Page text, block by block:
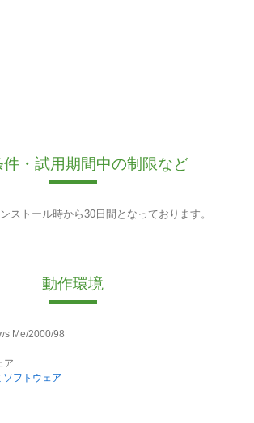
件・試用期間中の制限など
ストール時から30日間となっております。
動作環境
Me/2000/98
ア
ソフトウェア